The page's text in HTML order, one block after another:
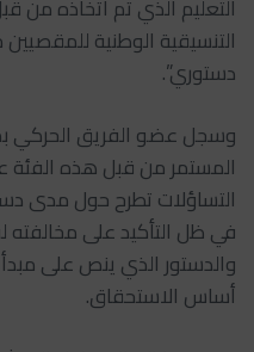
التعليم الذي تم اتخاذه من
التنسيقية الوطنية
دستوري”.
وسجل عضو الفريق الحركي
المستمر من قبل هذه الفئة
التساؤلات تطرح حول مدى
في ظل التأكيد على مخالفته
والدستور الذي ينص على
أساس الاستحقاق.